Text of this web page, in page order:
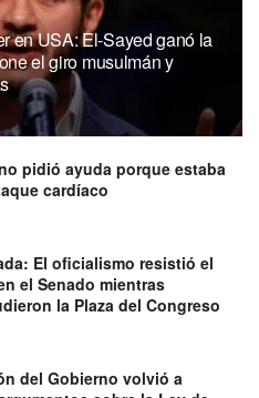
en USA: El-Sayed ganó la
el giro musulmán y
pidió ayuda porque estaba
cardíaco
El oficialismo resistió el
el Senado mientras
la Plaza del Congreso
del Gobierno volvió a